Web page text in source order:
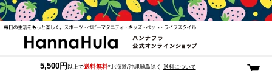
5,500円 以上で送料無料*北海道/沖縄離島除く 送料について